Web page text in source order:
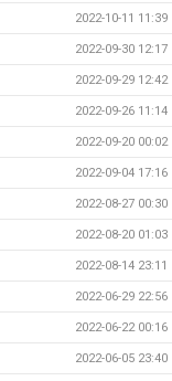
2022-10-11 11:39
2022-09-30 12:17
2022-09-29 12:42
2022-09-26 11:14
2022-09-20 00:02
2022-09-04 17:16
2022-08-27 00:30
2022-08-20 01:03
2022-08-14 23:11
2022-06-29 22:56
2022-06-22 00:16
2022-06-05 23:40